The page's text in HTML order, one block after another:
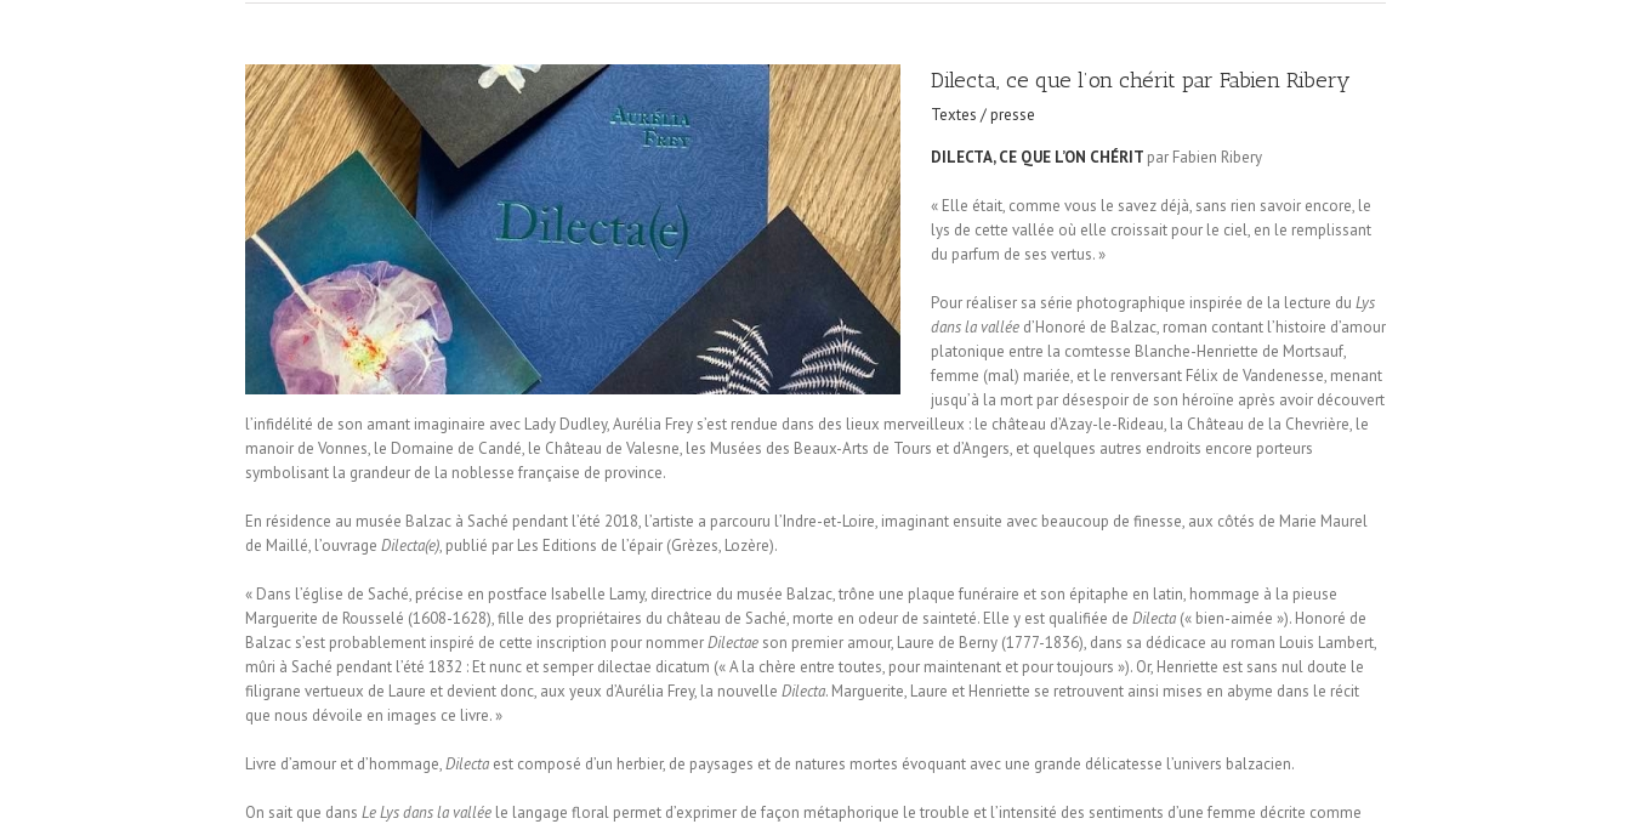
Dilecta, ce que l’on chérit par Fabien Ribery
Textes / presse
DILECTA, CE QUE L’ON CHÉRIT par Fabien Ribery
« Elle était, comme vous le savez déjà, sans rien savoir encore, le
lys de cette vallée où elle croissait pour le ciel, en le remplissant
du parfum de ses vertus. »
Pour réaliser sa série photographique inspirée de la lecture du Lys
dans la vallée d’Honoré de Balzac, roman contant l’histoire d’amour
platonique entre la comtesse Blanche-Henriette de Mortsauf,
femme (mal) mariée, et le renversant Félix de Vandenesse, menant
jusqu’à la mort par désespoir de son héroïne après avoir découvert
l’infidélité de son amant imaginaire avec Lady Dudley, Aurélia Frey s’est rendue dans des lieux merveilleux : le château d’Azay-le-Rideau, la Château de la Chevrière, le
manoir de Vonnes, le Domaine de Candé, le Château de Valesne, les Musées des Beaux-Arts de Tours et d’Angers, et quelques autres endroits encore porteurs
symbolisant la grandeur de la noblesse française de province.
En résidence au musée Balzac à Saché pendant l’été 2018, l’artiste a parcouru l’Indre-et-Loire, imaginant ensuite avec beaucoup de finesse, aux côtés de Marie Maurel
de Maillé, l’ouvrage Dilecta(e), publié par Les Editions de l’épair (Grèzes, Lozère).
« Dans l’église de Saché, précise en postface Isabelle Lamy, directrice du musée Balzac, trône une plaque funéraire et son épitaphe en latin, hommage à la pieuse
Marguerite de Rousselé (1608-1628), fille des propriétaires du château de Saché, morte en odeur de sainteté. Elle y est qualifiée de Dilecta (« bien-aimée »). Honoré de
Balzac s’est probablement inspiré de cette inscription pour nommerDilectae son premier amour, Laure de Berny (1777-1836), dans sa dédicace au roman Louis Lambert,
mûri à Saché pendant l’été 1832 : Et nunc et semper dilectae dicatum (« A la chère entre toutes, pour maintenant et pour toujours »). Or, Henriette est sans nul doute le
filigrane vertueux de Laure et devient donc, aux yeux d’Aurélia Frey, la nouvelle Dilecta. Marguerite, Laure et Henriette se retrouvent ainsi mises en abyme dans le récit
que nous dévoile en images ce livre. »
Livre d’amour et d’hommage,Dilecta est composé d’un herbier, de paysages et de natures mortes évoquant avec une grande délicatesse l’univers balzacien.
On sait que dans Le Lys dans la vallée le langage floral permet d’exprimer de façon métaphorique le trouble et l’intensité des sentiments d’une femme décrite comme